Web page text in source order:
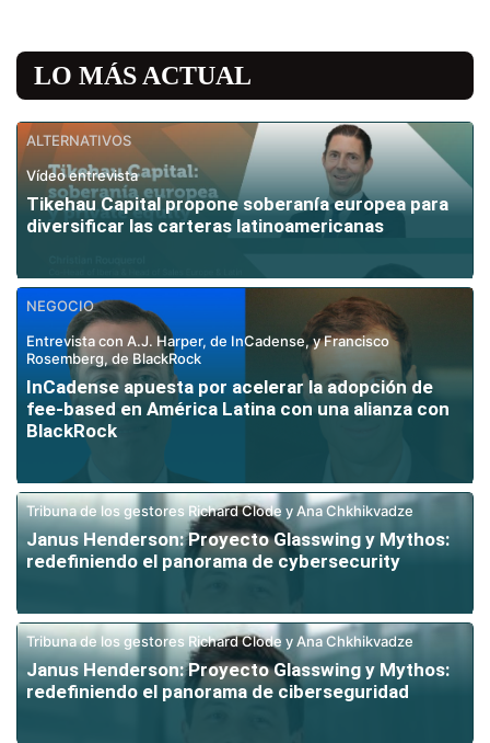
LO MÁS ACTUAL
ALTERNATIVOS
Vídeo entrevista
Tikehau Capital propone soberanía europea para
diversificar las carteras latinoamericanas
NEGOCIO
Entrevista con A.J. Harper, de InCadense, y Francisco
Rosemberg, de BlackRock
InCadense apuesta por acelerar la adopción de
fee-based en América Latina con una alianza con
BlackRock
Tribuna de los gestores Richard Clode y Ana Chkhikvadze
Janus Henderson: Proyecto Glasswing y Mythos:
redefiniendo el panorama de cybersecurity
Tribuna de los gestores Richard Clode y Ana Chkhikvadze
Janus Henderson: Proyecto Glasswing y Mythos:
redefiniendo el panorama de ciberseguridad